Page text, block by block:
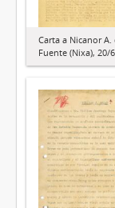
Carta a Nicanor A.
Fuente (Nixa), 20/